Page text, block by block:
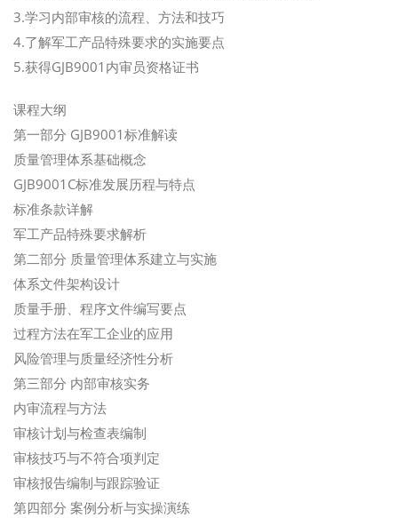
3.学习内部审核的流程、方法和技巧
4.了解军工产品特殊要求的实施要点
5.获得GJB9001内审员资格证书
课程大纲
第一部分 GJB9001标准解读
质量管理体系基础概念
GJB9001C标准发展历程与特点
标准条款详解
军工产品特殊要求解析
第二部分 质量管理体系建立与实施
体系文件架构设计
质量手册、程序文件编写要点
过程方法在军工企业的应用
风险管理与质量经济性分析
第三部分 内部审核实务
内审流程与方法
审核计划与检查表编制
审核技巧与不符合项判定
审核报告编制与跟踪验证
第四部分 案例分析与实操演练